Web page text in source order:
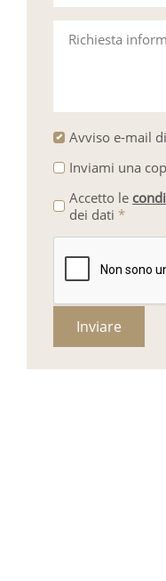
Richiesta
Avviso e-mail
Inviami una
Accetto le
dei dati *
Inviare